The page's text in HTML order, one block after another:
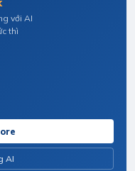
với AI
thì
AI